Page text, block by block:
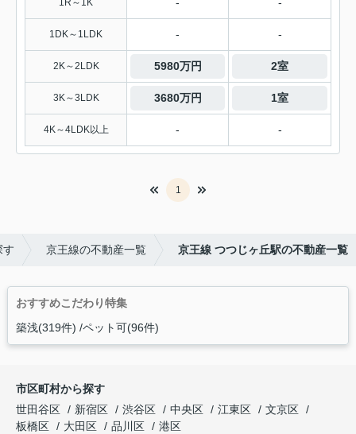
1R～1K
1DK～1LDK - -
2K～2LDK 5980万円 2室
3K～3LDK 3680万円 1室
4K～4LDK以上 - -
1
す 京王線の不動産一覧 京王線 つつじヶ丘駅の不動産一覧
おすすめこだわり特集
築浅(319件) ペット可(96件)
市区町村から探す
世田谷区
新宿区 渋谷区 中央区 江東区
文京区
板橋区
大田区 品川区
港区